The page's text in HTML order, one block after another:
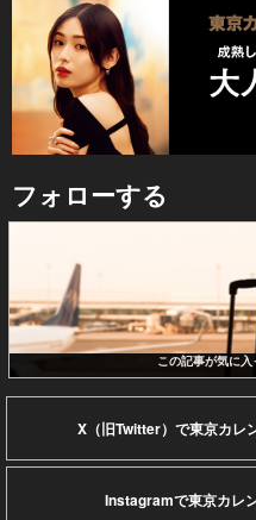
フォローする
この記事が気に
X（旧Twitter）で東京カレ
Instagramで東京カレ